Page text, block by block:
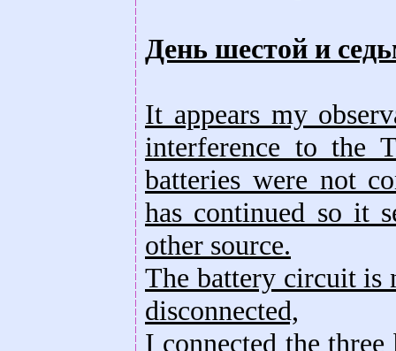
День шестой и
It appears my
interference to the
batteries were not
has continued so it
other source.
The battery circuit is
disconnected,
I connected the